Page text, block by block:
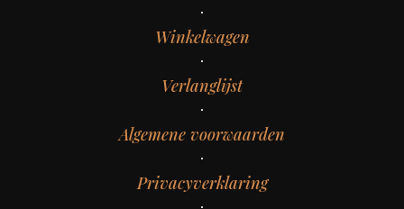
Winkelwagen
Verlanglijst
Algemene voorwaarden
Privacyverklaring